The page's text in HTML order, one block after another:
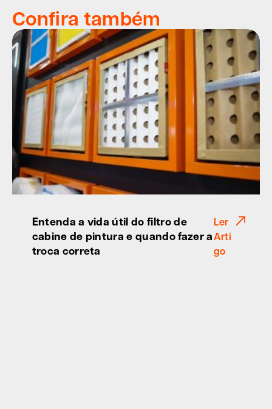
Confira também
Entenda a vida útil do filtro de
cabine de pintura e quando fazer a
troca correta
Ler
Arti
go